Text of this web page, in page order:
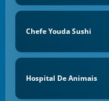
Chefe Youda Sushi
Hospital De Animais